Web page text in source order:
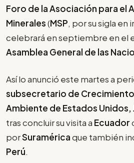
Foro de la Asociación para el
Minerales(MSP, por su sigla en
celebrará en septiembre en el
Asamblea General de las
Así lo anunció este martes a
subsecretario de
Ambiente de Estados Unidos,
tras concluir su visita a Ecuador
porSuraméricaque también
Perú.